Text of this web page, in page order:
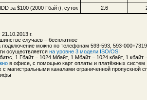
за $100 (2000 Гбайт), суток
2.6
г.
случаев – бесплатное
можно по телефонам 593-593, 593-
осуществляется на уровне 3 модели ISO/OSI
с, 1 Гбайт = 1024 Мбайт, 1 Мбайт = 1024 кбайт, 1 кбайт
в офисе, с помощью карт оплаты и платёжных систем
с магистральными каналами ограниченной пропускной